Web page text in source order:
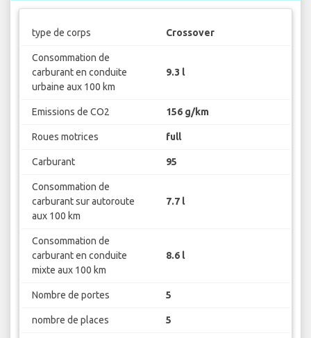
type de corps Crossover
Consommation de
carburant en conduite
urbaine aux 100 km
9.3 l
Emissions de CO2 156 g/km
Roues motrices full
Carburant 95
Consommation de
carburant sur autoroute
aux 100 km
7.7 l
Consommation de
carburant en conduite
mixte aux 100 km
8.6 l
Nombre de portes 5
nombre de places 5